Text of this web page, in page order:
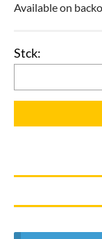
Available on
Subway
WC-
ES,
QR
und